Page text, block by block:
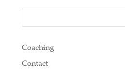
Coaching
Contact